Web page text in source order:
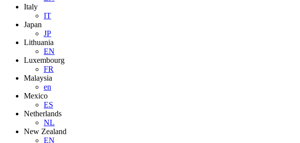
Italy
IT
Japan
JP
Lithuania
EN
Luxembourg
FR
Malaysia
en
Mexico
ES
Netherlands
NL
New Zealand
EN